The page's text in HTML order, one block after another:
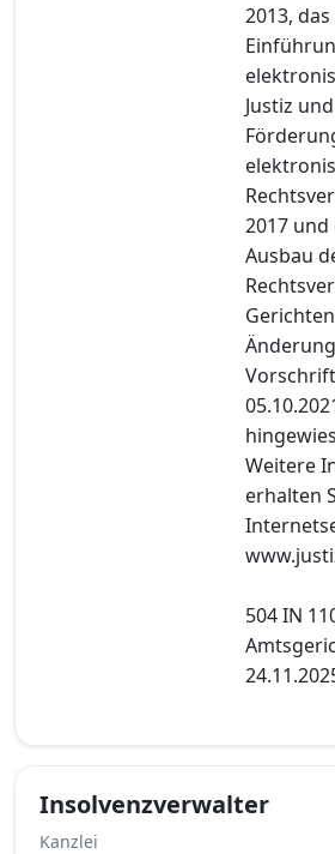
2013,
Justiz
2017 und
Ausbau
Weitere
erhalten
504 IN
Insolvenzverwalter
Kanzlei